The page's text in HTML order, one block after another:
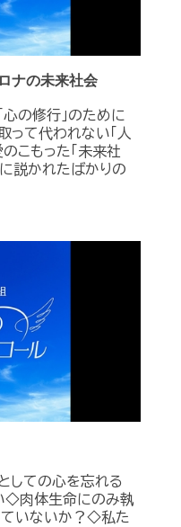
ナの未来社会
心の修行」のために
って代われない「人
こもった「未来社
説かれたばかりの
しての心を忘れる
◇肉体生命にのみ執
ていないか？◇私た